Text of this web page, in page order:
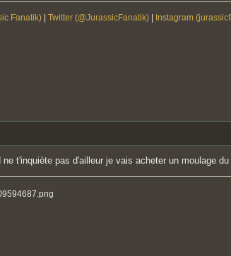
Fanatik) Twitter (@JurassicFanatik) Instagram
t'inquiète pas d'ailleur je vais acheter un moulage